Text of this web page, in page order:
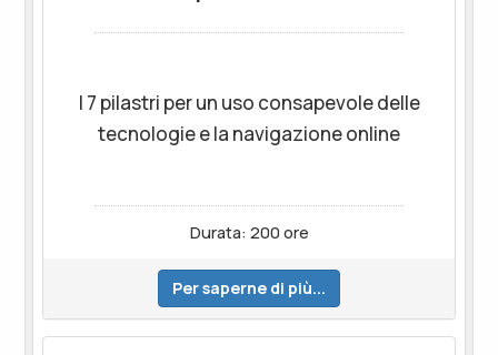
I 7 pilastri per un uso consapevole delle
tecnologie e la navigazione online
Durata: 200 ore
Per saperne di più...